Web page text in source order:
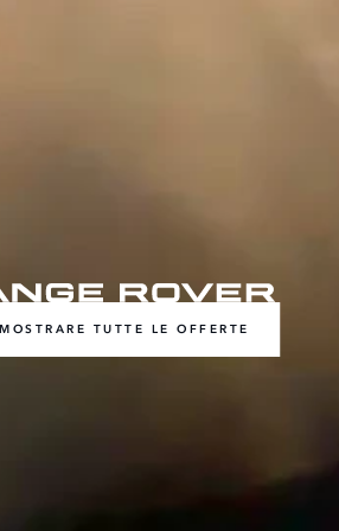
MOSTRARE TUTTE LE OFFERTE